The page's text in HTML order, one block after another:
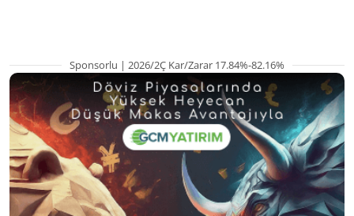
Sponsorlu | 2026/2Ç Kar/Zarar 17.84%-82.16%